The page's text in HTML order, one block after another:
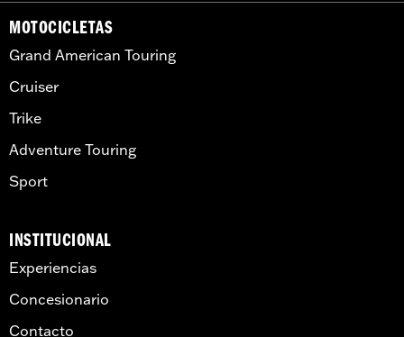
MOTOCICLETAS
Grand American Touring
Cruiser
Trike
Adventure Touring
Sport
INSTITUCIONAL
Experiencias
Concesionario
Contacto